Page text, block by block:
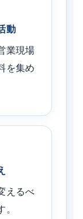
動
業現場
を集め
えるべ